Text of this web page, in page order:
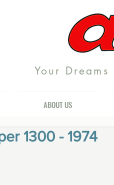
Your
ABOUT US
1300 - 1974